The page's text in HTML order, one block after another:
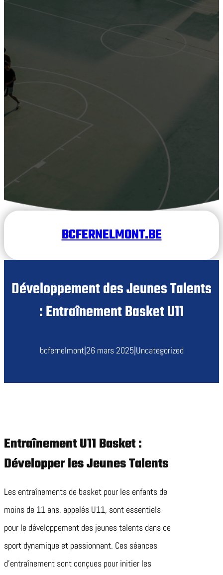
BCFERNELMONT.BE
Développement des Jeunes Talents
: Entraînement Basket U11
bcfernelmont|26 mars 2025|Uncategorized
Entraînement U11 Basket :
Développer les Jeunes Talents
Les entraînements de basket pour les enfants de
moins de 11 ans, appelés U11, sont essentiels
pour le développement des jeunes talents dans ce
sport dynamique et passionnant. Ces séances
d’entraînement sont conçues pour initier les